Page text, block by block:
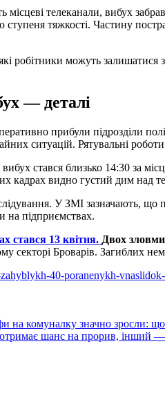
місцеві телеканали, вибух
ступеня тяжкості. Частину
робітники можуть
— деталі
прибули підрозділи
ситуацій. Рятувальні
стався близько 14:30 за
кадрах видно густий дим над
У ЗМІ зазначають, що
на підприємствах.
стався 13 квітня. Двох
секторі Броварів. Загиблих
40-poranenykh-
на комуналку значно зросли: що
шанс на прорив, інший —